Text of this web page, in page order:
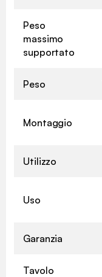
Peso
massimo
supportato
Peso
Montaggio
Utilizzo
Uso
Garanzia
Tavolo